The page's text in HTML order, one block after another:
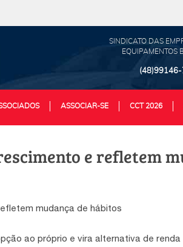
SINDICATO DAS
EQUIPAMENTOS
e refletem
mudança de hábitos
ao próprio e vira alternativa de renda
ASSOCIAR-SE CCT 2026